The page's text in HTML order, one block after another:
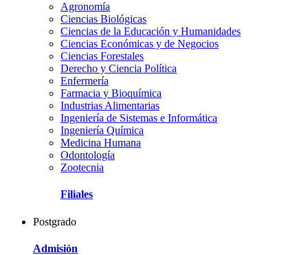
Agronomía
Ciencias Biológicas
Ciencias de la Educación y Humanidades
Ciencias Económicas y de Negocios
Ciencias Forestales
Derecho y Ciencia Política
Enfermería
Farmacia y Bioquímica
Industrias Alimentarias
Ingeniería de Sistemas e Informática
Ingeniería Química
Medicina Humana
Odontología
Zootecnia
Filiales
Postgrado
Admisión